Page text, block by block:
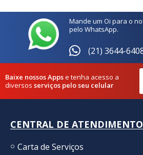
Mande um Oi para o
pelo WhatsApp.
(21) 3644-
Baixe nossos Appse tenha acesso a
diversos serviços pelo seu celular
CENTRAL DE ATENDIMENTO
Carta de Serviços